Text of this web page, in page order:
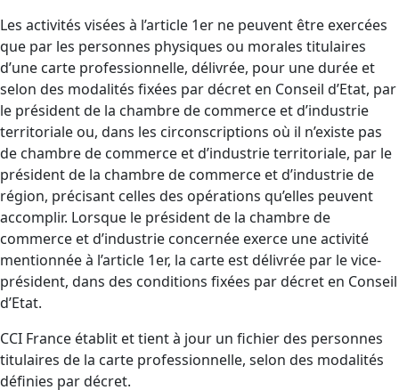
Les activités visées à l’article 1er ne peuvent être exercées
que par les personnes physiques ou morales titulaires
d’une carte professionnelle, délivrée, pour une durée et
selon des modalités fixées par décret en Conseil d’Etat, par
le président de la chambre de commerce et d’industrie
territoriale ou, dans les circonscriptions où il n’existe pas
de chambre de commerce et d’industrie territoriale, par le
président de la chambre de commerce et d’industrie de
région, précisant celles des opérations qu’elles peuvent
accomplir. Lorsque le président de la chambre de
commerce et d’industrie concernée exerce une activité
mentionnée à l’article 1er, la carte est délivrée par le vice-
président, dans des conditions fixées par décret en Conseil
d’Etat.
CCI France établit et tient à jour un fichier des personnes
titulaires de la carte professionnelle, selon des modalités
définies par décret.